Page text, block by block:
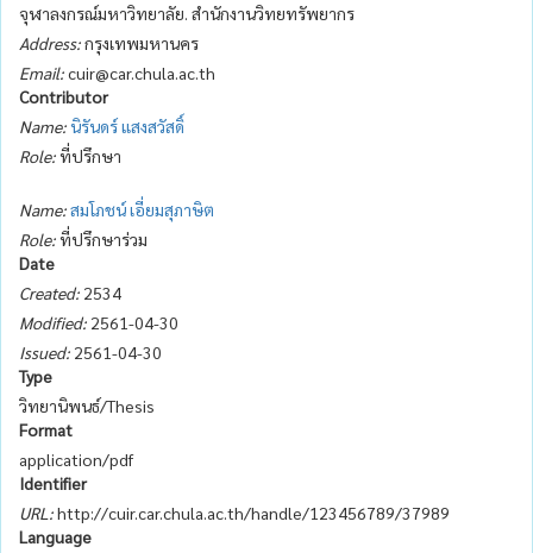
จุฬาลงกรณ์มหาวิทยาลัย. สำนักงานวิทยทรัพยากร
Address:กรุงเทพมหานคร
Email:cuir@car.chula.ac.th
Contributor
Name:นิรันดร์ แสงสวัสดิ์
Role:ที่ปรึกษา
Name:สมโภชน์ เอี่ยมสุภาษิต
Role:ที่ปรึกษาร่วม
Date
Created: 2534
Modified: 2561-04-30
Issued: 2561-04-30
Type
วิทยานิพนธ์/Thesis
Format
application/pdf
Identifier
URL:http://cuir.car.chula.ac.th/handle/123456789/37989
Language